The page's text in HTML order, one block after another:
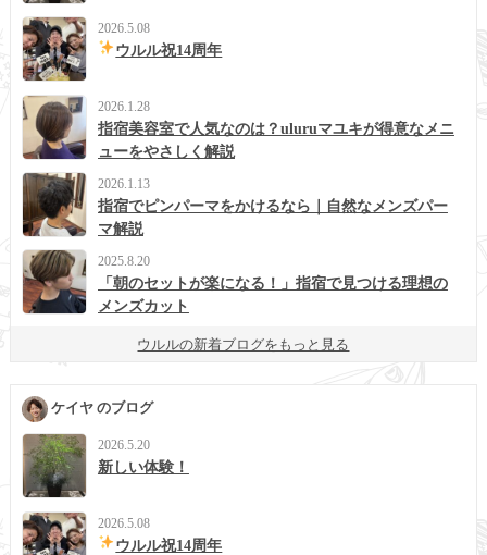
2026.5.08
ウルル祝14周年
2026.1.28
指宿美容室で人気なのは？uluruマユキが得意なメニ
ューをやさしく解説
2026.1.13
指宿でピンパーマをかけるなら｜自然なメンズパー
マ解説
2025.8.20
「朝のセットが楽になる！」指宿で見つける理想の
メンズカット
ウルルの新着ブログをもっと見る
ケイヤ のブログ
2026.5.20
新しい体験！
2026.5.08
ウルル祝14周年